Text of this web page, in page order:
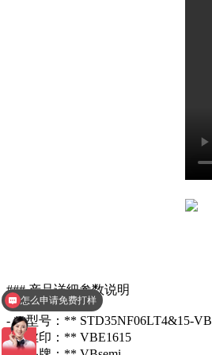
### 产品详细参数说明
- **型号：** STD35NF06LT4&15-VB
- **丝印：** VBE1615
怎么申请免费打样